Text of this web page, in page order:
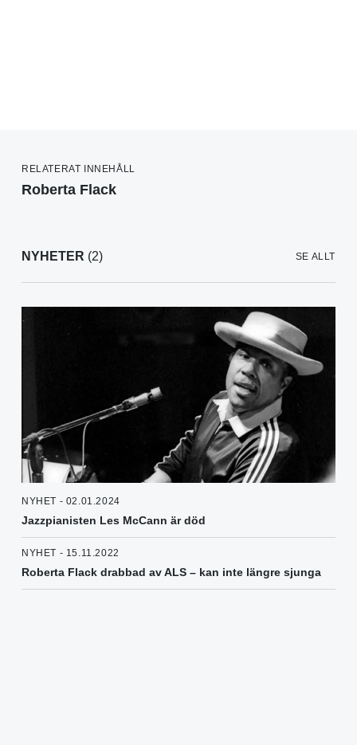
RELATERAT INNEHÅLL
Roberta Flack
NYHETER (2) SE ALLT
NYHET - 02.01.2024
Jazzpianisten Les McCann är död
NYHET - 15.11.2022
Roberta Flack drabbad av ALS – kan inte längre sjunga